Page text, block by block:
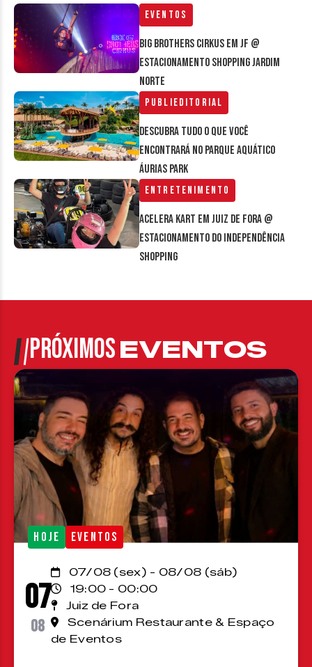
Eventos
Big Brothers Cirkus em JF @
estacionamento Shopping Jardim
Norte
Publieditorial
Descubra tudo o que você
encontrará no parque aquático
Áurias Park
Entretenimento
Acelera Kart em Juiz de Fora @
estacionamento do Independência
Shopping
PRÓXIMOSEVENTOS
HOJE EVENTOS
07
08
07/08 (sex) - 08/08 (sáb)
19:00 - 00:00
Juiz de Fora
Scenárium Restaurante & Espaço
de Eventos